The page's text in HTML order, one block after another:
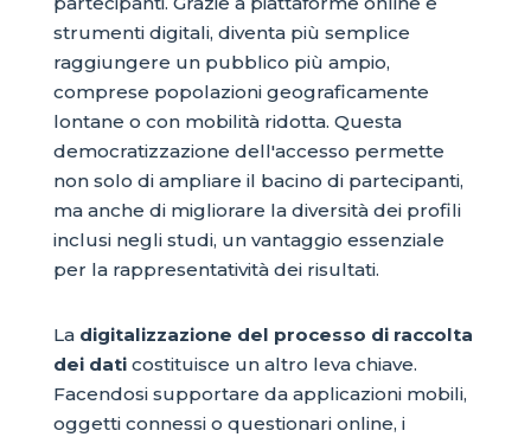
strumenti digitali, diventa più semplice
raggiungere un pubblico più ampio,
comprese popolazioni geograficamente
lontane o con mobilità ridotta. Questa
democratizzazione dell'accesso permette
non solo di ampliare il bacino di partecipanti,
ma anche di migliorare la diversità dei profili
inclusi negli studi, un vantaggio essenziale
per la rappresentatività dei risultati.
La digitalizzazione del processo di raccolta
dei daticostituisce un altro leva chiave.
Facendosi supportare da applicazioni mobili,
oggetti connessi o questionari online, i